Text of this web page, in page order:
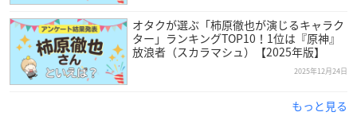
オタクが選ぶ「柿原徹也が演じるキャラク
ター」ランキングTOP10！1位は『原神』
放浪者（スカラマシュ）【2025年版】
2025年12月24日
もっと見る